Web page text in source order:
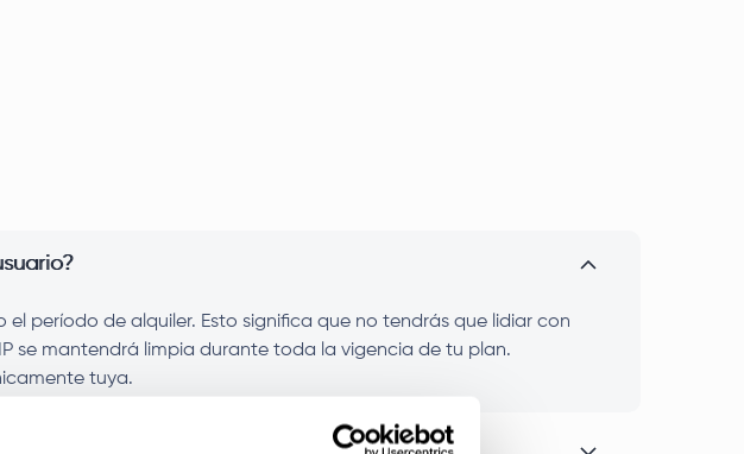
período de alquiler. Esto significa que no tendrás que lidiar con
se mantendrá limpia durante toda la vigencia de tu plan.
tuya.